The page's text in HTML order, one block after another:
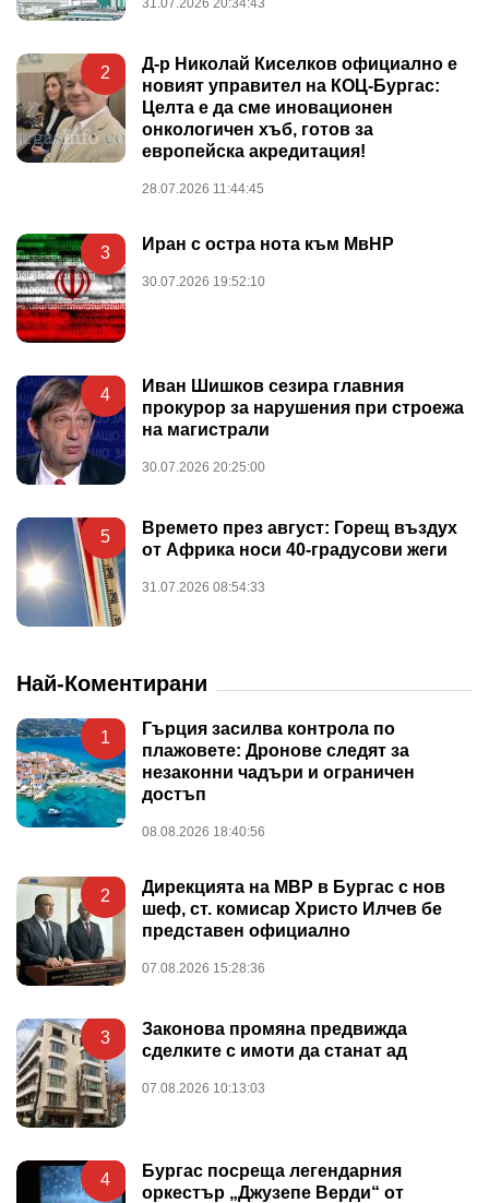
2
Д-р Николай Киселков официално е
новият управител на КОЦ-Бургас:
Целта е да сме иновационен
онкологичен хъб, готов за
европейска акредитация!
28.07.2026 11:44:45
3 Иран с остра нота към МвНР
30.07.2026 19:52:10
4
Иван Шишков сезира главния
прокурор за нарушения при строежа
на магистрали
30.07.2026 20:25:00
5
Времето през август: Горещ въздух
от Африка носи 40-градусови жеги
31.07.2026 08:54:33
Най-Коментирани
1
Гърция засилва контрола по
плажовете: Дронове следят за
незаконни чадъри и ограничен
достъп
08.08.2026 18:40:56
2
Дирекцията на МВР в Бургас с нов
шеф, ст. комисар Христо Илчев бе
представен официално
07.08.2026 15:28:36
3
Законова промяна предвижда
сделките с имоти да станат ад
07.08.2026 10:13:03
4
Бургас посреща легендарния
оркестър „Джузепе Верди“ от